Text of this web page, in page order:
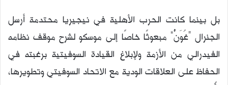
بل بينما كانت الحرب الأهلية في نيجيريا محتدمة أرسل
الجنرال “غُوَنْ” مبعوثًا خاصًا إلى موسكو لشرح موقف نظامه
الفيدرالي من الأزمة ولإبلاغ القيادة السوفيتية برغبته في
الحفاظ على العلاقات الودية مع الاتحاد السوفيتي وتطويرها،